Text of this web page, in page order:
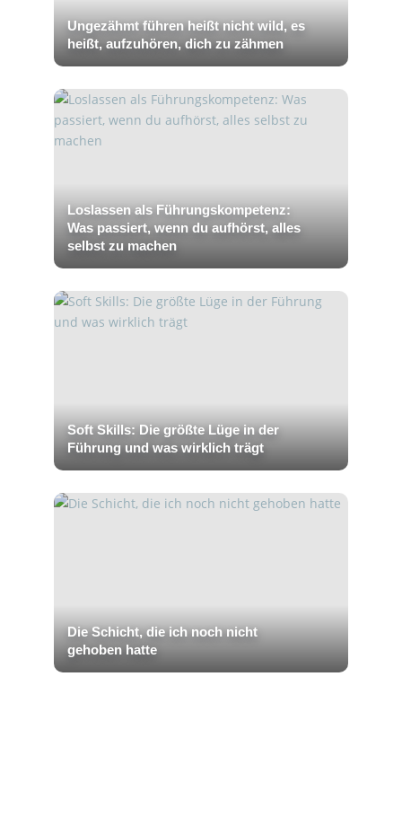
Ungezähmt führen heißt nicht wild, es
heißt, aufzuhören, dich zu zähmen
Loslassen als Führungskompetenz:
Was passiert, wenn du aufhörst, alles
selbst zu machen
Soft Skills: Die größte Lüge in der
Führung und was wirklich trägt
Die Schicht, die ich noch nicht
gehoben hatte